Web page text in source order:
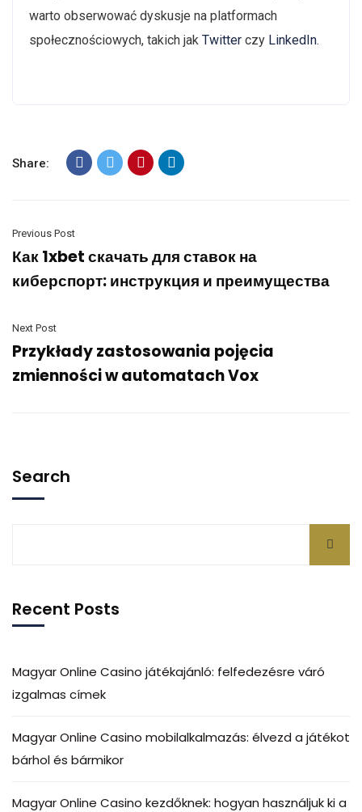
warto obserwować dyskusje na platformach
społecznościowych, takich jak Twitter czy LinkedIn.
Share:
Previous Post
Как 1xbet скачать для ставок на
киберспорт: инструкция и преимущества
Next Post
Przykłady zastosowania pojęcia
zmienności w automatach Vox
Search
Recent Posts
Magyar Online Casino játékajánló: felfedezésre váró
izgalmas címek
Magyar Online Casino mobilalkalmazás: élvezd a játékot
bárhol és bármikor
Magyar Online Casino kezdőknek: hogyan használjuk ki a